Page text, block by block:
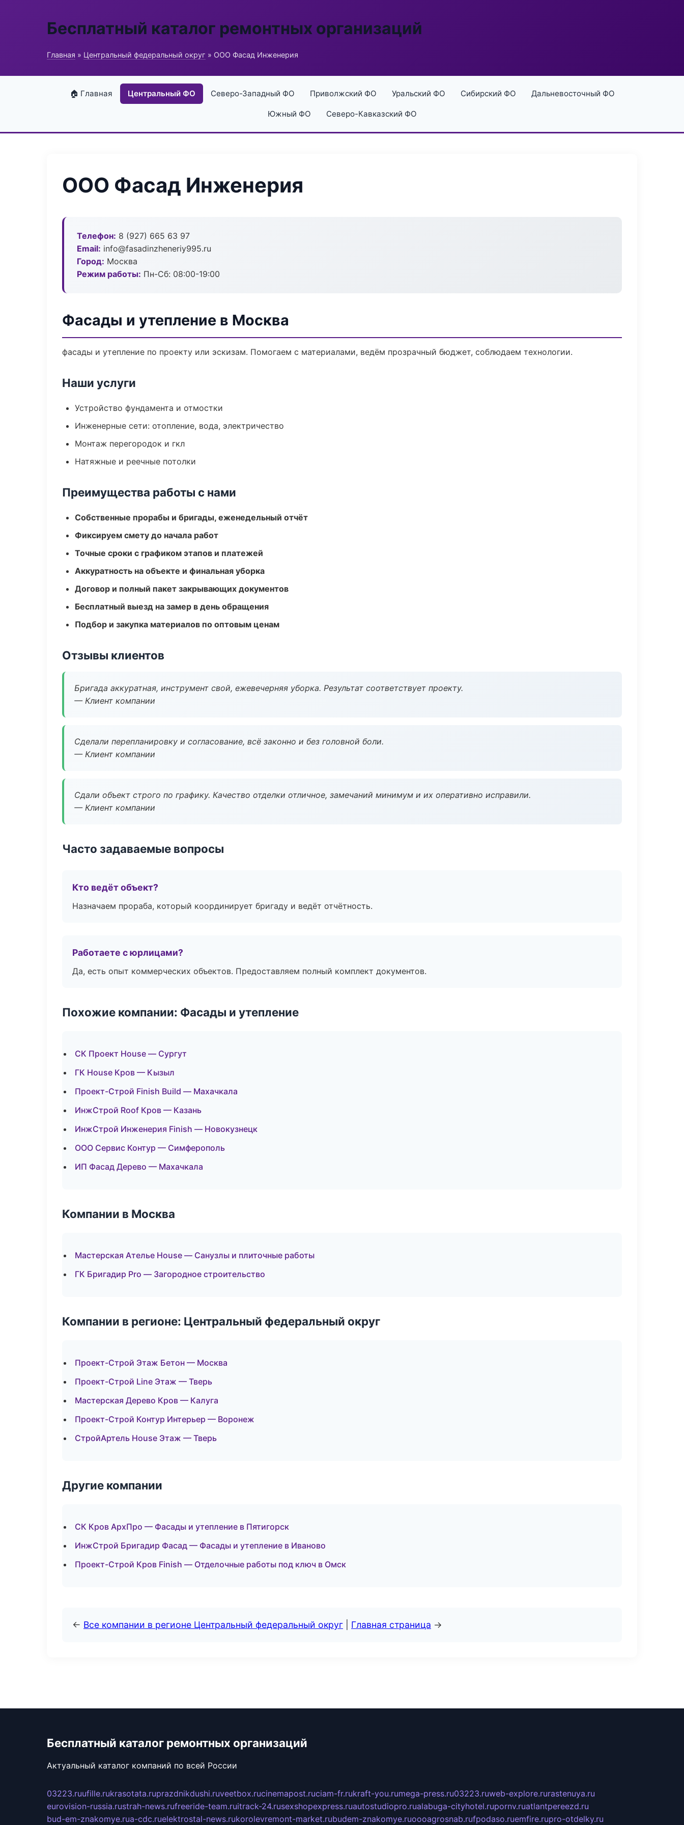
Бесплатный каталог ремонтных организаций
Главная » Центральный федеральный округ » ООО Фасад Инженерия
🏠 Главная Центральный ФО Северо-Западный ФО Приволжский ФО Уральский ФО Сибирский ФО Дальневосточный ФО
Южный ФО Северо-Кавказский ФО
ООО Фасад Инженерия
Телефон: 8 (927) 665 63 97
Email: info@fasadinzheneriy995.ru
Город: Москва
Режим работы: Пн-Сб: 08:00-19:00
Фасады и утепление в Москва
фасады и утепление по проекту или эскизам. Помогаем с материалами, ведём прозрачный бюджет, соблюдаем технологии.
Наши услуги
Устройство фундамента и отмостки
Инженерные сети: отопление, вода, электричество
Монтаж перегородок и гкл
Натяжные и реечные потолки
Преимущества работы с нами
Собственные прорабы и бригады, еженедельный отчёт
Фиксируем смету до начала работ
Точные сроки с графиком этапов и платежей
Аккуратность на объекте и финальная уборка
Договор и полный пакет закрывающих документов
Бесплатный выезд на замер в день обращения
Подбор и закупка материалов по оптовым ценам
Отзывы клиентов
Бригада аккуратная, инструмент свой, ежевечерняя уборка. Результат соответствует проекту.
— Клиент компании
Сделали перепланировку и согласование, всё законно и без головной боли.
— Клиент компании
Сдали объект строго по графику. Качество отделки отличное, замечаний минимум и их оперативно исправили.
— Клиент компании
Часто задаваемые вопросы
Кто ведёт объект?
Назначаем прораба, который координирует бригаду и ведёт отчётность.
Работаете с юрлицами?
Да, есть опыт коммерческих объектов. Предоставляем полный комплект документов.
Похожие компании: Фасады и утепление
СК Проект House — Сургут
ГК House Кров — Кызыл
Проект-Строй Finish Build — Махачкала
ИнжСтрой Roof Кров — Казань
ИнжСтрой Инженерия Finish — Новокузнецк
ООО Сервис Контур — Симферополь
ИП Фасад Дерево — Махачкала
Компании в Москва
Мастерская Ателье House — Санузлы и плиточные работы
ГК Бригадир Pro — Загородное строительство
Компании в регионе: Центральный федеральный округ
Проект-Строй Этаж Бетон — Москва
Проект-Строй Line Этаж — Тверь
Мастерская Дерево Кров — Калуга
Проект-Строй Контур Интерьер — Воронеж
СтройАртель House Этаж — Тверь
Другие компании
СК Кров АрхПро — Фасады и утепление в Пятигорск
ИнжСтрой Бригадир Фасад — Фасады и утепление в Иваново
Проект-Строй Кров Finish — Отделочные работы под ключ в Омск
← Все компании в регионе Центральный федеральный округ Главная страница →
Бесплатный каталог ремонтных организаций
Актуальный каталог компаний по всей России
03223.ruufille.rukrasotata.ruprazdnikdushi.ruveetbox.rucinemapost.ruciam-fr.rukraft-you.rumega-press.ru03223.ruweb-explore.rurastenuya.ru
eurovision-russia.rustrah-news.rufreeride-team.ruitrack-24.rusexshopexpress.ruautostudiopro.rualabuga-cityhotel.rupornv.ruatlantpereezd.ru
bud-em-znakomye.rua-cdc.ruelektrostal-news.rukorolevremont-market.rubudem-znakomye.ruoooagrosnab.rufpodaso.ruemfire.rupro-otdelky.ru